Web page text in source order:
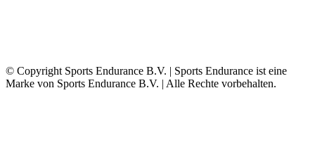
© Copyright Sports Endurance B.V. | Sports Endurance ist eine
Marke von Sports Endurance B.V. | Alle Rechte vorbehalten.